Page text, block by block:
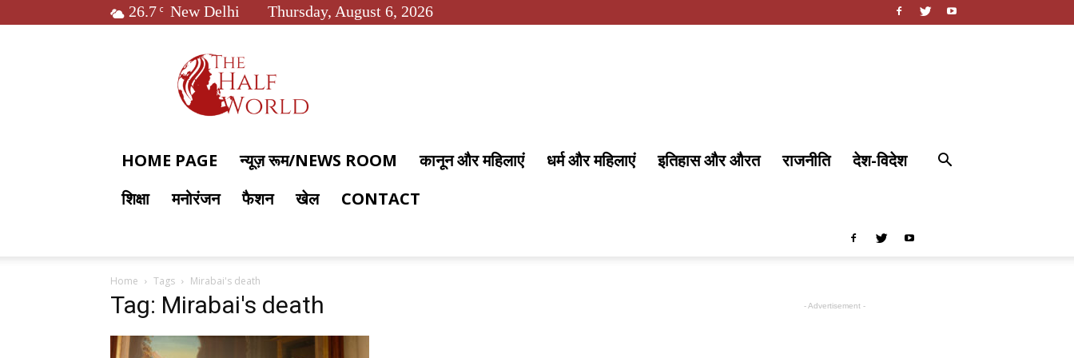
26.7 C New Delhi Thursday, August 6, 2026
World
HOME PAGE न्यूज़ रूम/NEWS ROOM कानून और महिलाएं धर्म और महिलाएं इतिहास और औरत राजनीति
देश-विदेश
शिक्षा
मनोरंजन फैशन खेल CONTACT
Home Tags Mirabai's death
Tag: Mirabai's death - Advertisement -